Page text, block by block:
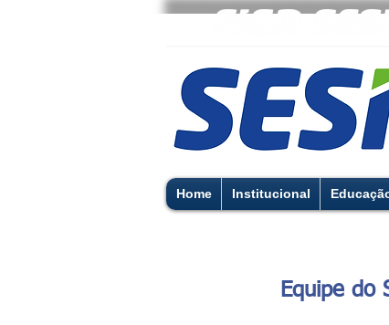
Home Institucional
Equipe do